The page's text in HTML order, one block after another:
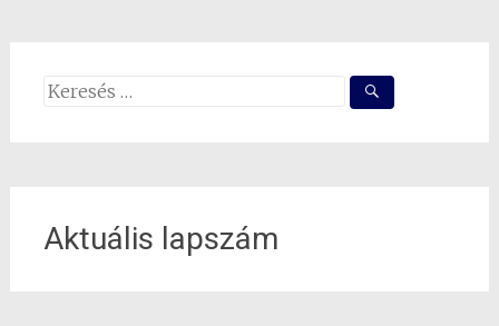
Search
Aktuális lapszám